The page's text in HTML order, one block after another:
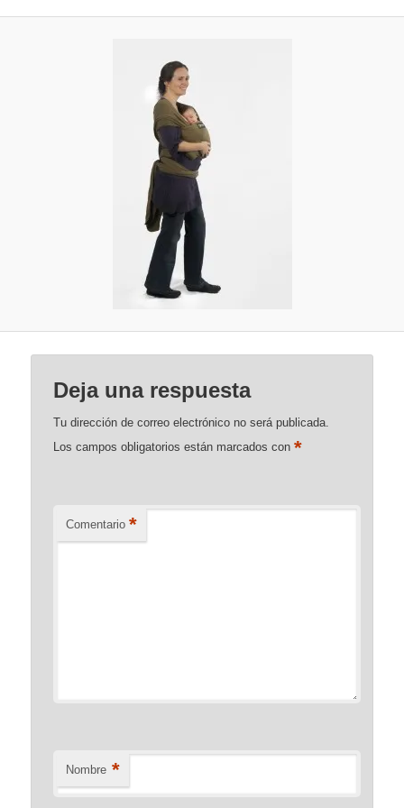
Deja una respuesta
Tu dirección de correo electrónico no será publicada.
Los campos obligatorios están marcados con*
Comentario *
Nombre *